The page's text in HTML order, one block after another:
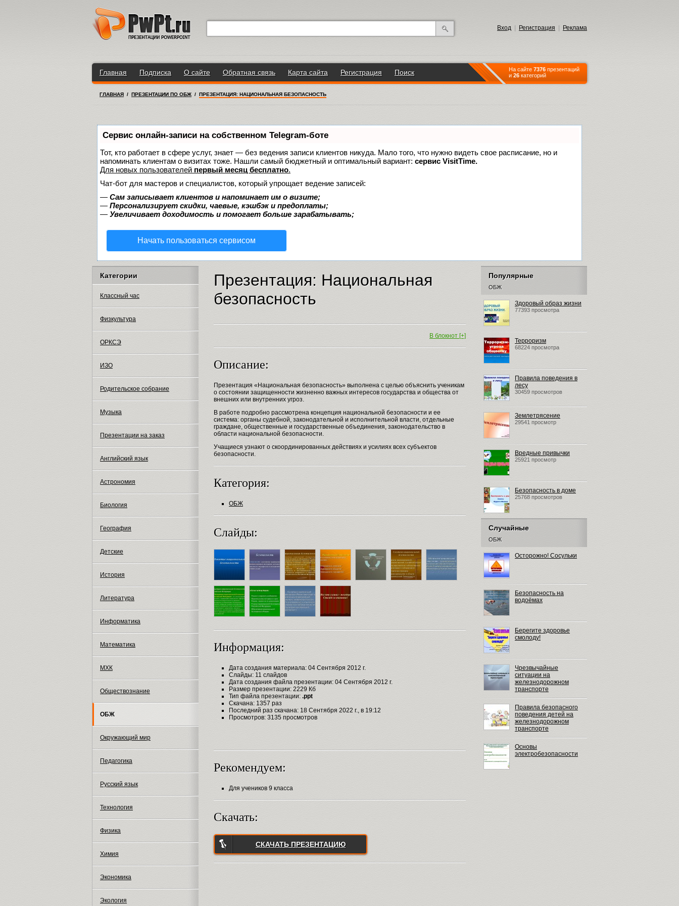
Вход Регистрация Реклама
Главная Подписка О сайте Обратная связь Карта сайта Регистрация Поиск На сайте 7376 презентаций
и 26 категорий
ГЛАВНАЯ / ПРЕЗЕНТАЦИИ ПО ОБЖ / ПРЕЗЕНТАЦИЯ: НАЦИОНАЛЬНАЯ БЕЗОПАСНОСТЬ
Сервис онлайн-записи на собственном Telegram-боте
Тот, кто работает в сфере услуг, знает — без ведения записи клиентов никуда. Мало того, что нужно видеть свое расписание, но и
напоминать клиентам о визитах тоже. Нашли самый бюджетный и оптимальный вариант: сервис VisitTime.
Для новых пользователей первый месяц бесплатно.
Чат-бот для мастеров и специалистов, который упрощает ведение записей:
— Сам записывает клиентов и напоминает им о визите;
— Персонализирует скидки, чаевые, кэшбэк и предоплаты;
— Увеличивает доходимость и помогает больше зарабатывать;
Начать пользоваться сервисом
Категории
Классный час
Физкультура
ОРКСЭ
ИЗО
Родительское собрание
Музыка
Презентации на заказ
Английский язык
Астрономия
Биология
География
Детские
История
Литература
Информатика
Математика
МХК
Обществознание
ОБЖ
Окружающий мир
Педагогика
Русский язык
Технология
Физика
Химия
Экономика
Экология
Презентация: Национальная
безопасность
В блокнот [+]
Описание:
Презентация «Национальная безопасность» выполнена с целью объяснить ученикам
о состоянии защищенности жизненно важных интересов государства и общества от
внешних или внутренних угроз.
В работе подробно рассмотрена концепция национальной безопасности и ее
система: органы судебной, законодательной и исполнительной власти, отдельные
граждане, общественные и государственные объединения, законодательство в
области национальной безопасности.
Учащиеся узнают о скоординированных действиях и усилиях всех субъектов
безопасности.
Категория:
ОБЖ
Слайды:
Информация:
Дата создания материала: 04 Сентября 2012 г.
Слайды: 11 слайдов
Дата создания файла презентации: 04 Сентября 2012 г.
Размер презентации: 2229 Кб
Тип файла презентации: .ppt
Скачана: 1357 раз
Последний раз скачана: 18 Сентября 2022 г., в 19:12
Просмотров: 3135 просмотров
Рекомендуем:
Для учеников 9 класса
Скачать:
СКАЧАТЬ ПРЕЗЕНТАЦИЮ
Популярные
ОБЖ
Здоровый образ жизни
77393 просмотра
Терроризм
68224 просмотра
Правила поведения в
лесу
30459 просмотров
Землетрясение
29541 просмотр
Вредные привычки
25921 просмотр
Безопасность в доме
25768 просмотров
Случайные
ОБЖ
Осторожно! Сосульки
Безопасность на
водоёмах
Берегите здоровье
смолоду!
Чрезвычайные
ситуации на
железнодорожном
транспорте
Правила безопасного
поведения детей на
железнодорожном
транспорте
Основы
электробезопасности